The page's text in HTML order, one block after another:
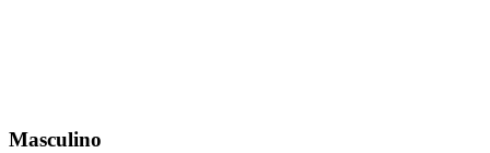
Masculino